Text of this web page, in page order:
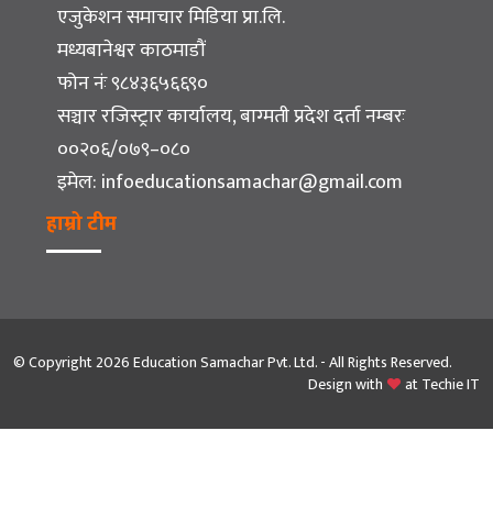
एजुकेशन समाचार मिडिया प्रा.लि.
मध्यबानेश्वर काठमाडौं
फोन नंः ९८४३६५६६९०
सञ्चार रजिस्ट्रार कार्यालय, बाग्मती प्रदेश दर्ता नम्बरः
००२०६/०७९–०८०
इमेल: infoeducationsamachar@gmail.com
हाम्रो टीम
© Copyright 2026 Education Samachar Pvt. Ltd. - All Rights Reserved.
Design with
atTechie IT